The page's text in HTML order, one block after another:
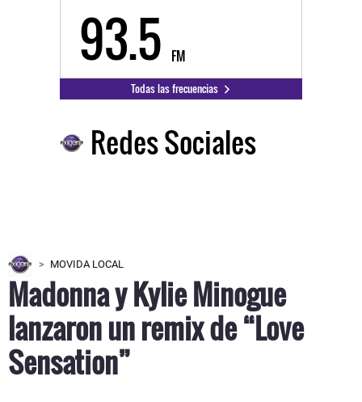
93.5 FM
Todas las frecuencias
Redes Sociales
MOVIDA LOCAL
Madonna y Kylie Minogue
lanzaron un remix de “Love
Sensation”